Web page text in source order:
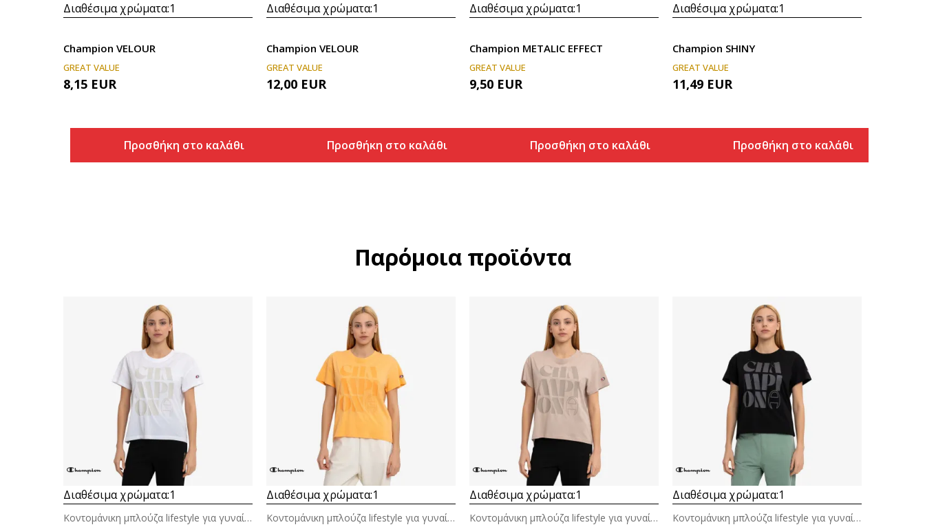
Διαθέσιμα χρώματα:1
Champion VELOUR
GREAT VALUE
8,15 EUR
Προσθήκη στο καλάθι
Διαθέσιμα χρώματα:1
Champion VELOUR
GREAT VALUE
12,00 EUR
Προσθήκη στο καλάθι
Διαθέσιμα χρώματα:1
Champion METALIC EFFECT
GREAT VALUE
9,50 EUR
Προσθήκη στο καλάθι
Διαθέσιμα χρώματα:1
Champion SHINY
GREAT VALUE
11,49 EUR
Προσθήκη στο καλάθι
Παρόμοια προϊόντα
Διαθέσιμα χρώματα:1
Κοντομάνικη μπλούζα lifestyle για γυναίκες
Διαθέσιμα χρώματα:1
Κοντομάνικη μπλούζα lifestyle για γυναίκες
Διαθέσιμα χρώματα:1
Κοντομάνικη μπλούζα lifestyle για γυναίκες
Διαθέσιμα χρώματα:1
Κοντομάνικη μπλούζα lifestyle για γυναίκες